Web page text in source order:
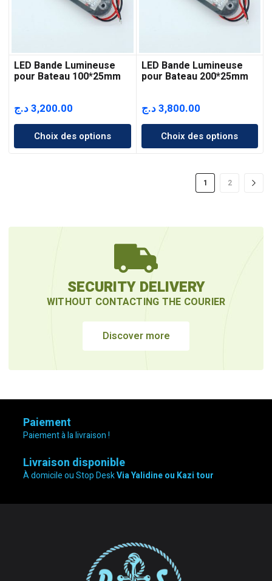
LED Bande Lumineuse
pour Bateau 100*25mm
3,200.00د.ج
Choix des options
LED Bande Lumineuse
pour Bateau 200*25mm
3,800.00د.ج
Choix des options
1 2
SECURITY DELIVERY
WITHOUT CONTACTING THE COURIER
Discover more
Paiement
Paiement à la livraison !
Livraison disponible
À domicile ou Stop DeskVia Yalidine ou Kazi tour